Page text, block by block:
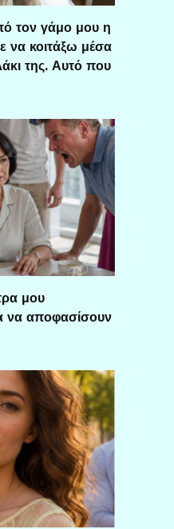
τον γάμο μου η
να κοιτάξω μέσα
της. Αυτό που
μου
να αποφασίσουν